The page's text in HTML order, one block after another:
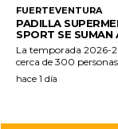
FUERTEVENTURA
PADILLA
SPORT SE SUMAN
La temporada 2026-
cerca de 300 personas
hace 1 día